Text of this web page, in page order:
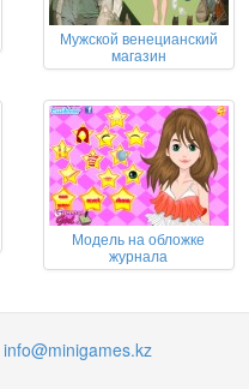
Мужской венецианский
магазин
Модель на обложке
журнала
info@minigames.kz